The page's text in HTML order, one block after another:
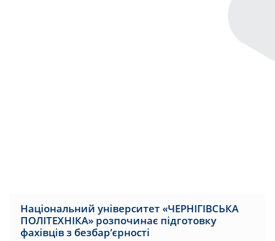
Національний університет «ЧЕРНІГІВСЬКА
ПОЛІТЕХНІКА» розпочинає підготовку
фахівців з безбар’єрності